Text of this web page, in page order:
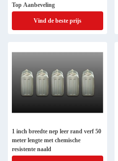
Top Aanbeveling
Vind de beste prijs
1 inch breedte nep leer rand verf 50
meter lengte met chemische
resistente naald